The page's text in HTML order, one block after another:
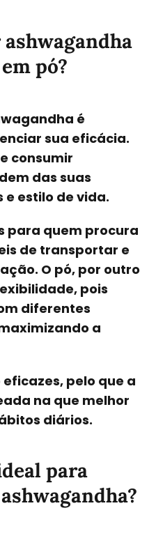
pó?
é
sua eficácia.
consumir
das suas
estilo de vida.
para quem procura
de transportar e
O pó, por outro
pois
diferentes
a
pelo que a
na que melhor
diários.
para